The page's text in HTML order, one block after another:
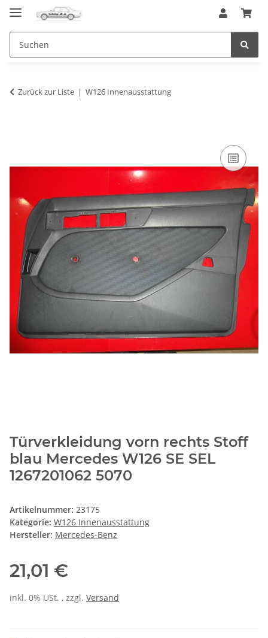
Zurück zur Liste W126 Innenausstattung
Türverkleidung vorn rechts Stoff
blau Mercedes W126 SE SEL
1267201062 5070
Artikelnummer: 23175
Kategorie: W126 Innenausstattung
Hersteller: Mercedes-Benz
21,01 €
inkl. 0% USt. , zzgl. Versand